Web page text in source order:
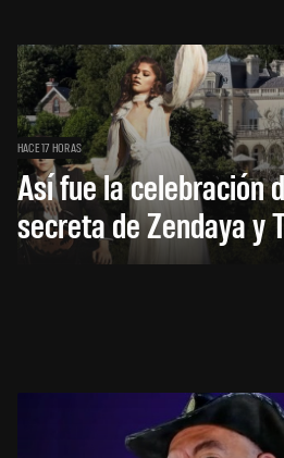
HACE 17 HORAS
Así fue la celebración
secreta de Zendaya y